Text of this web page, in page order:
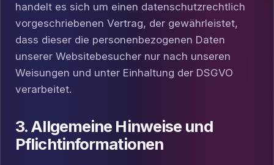
handelt es sich um einen datenschutzrechtlich
vorgeschriebenen Vertrag, der gewährleistet,
dass dieser die personenbezogenen Daten
unserer Websitebesucher nur nach unseren
Weisungen und unter Einhaltung der DSGVO
verarbeitet.
3. Allgemeine Hinweise und
Pflicht­informationen